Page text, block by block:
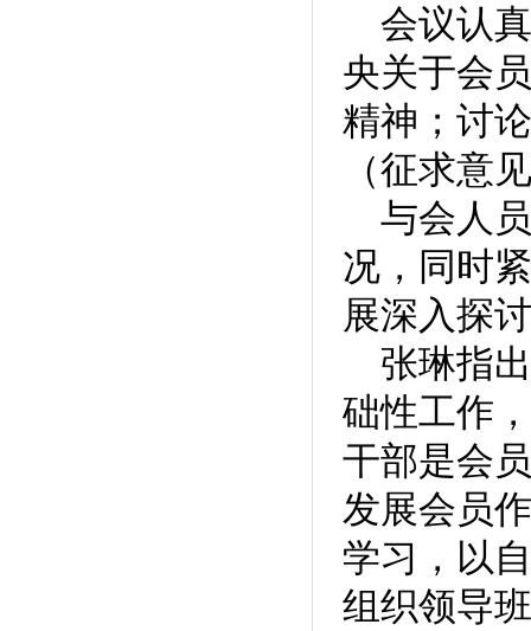
会议认真
央关于会
精神；讨
（征求意
与会人员
况，同时
展深入探
张琳指出
础性工作
干部是会
发展会员
学习，以
组织领导